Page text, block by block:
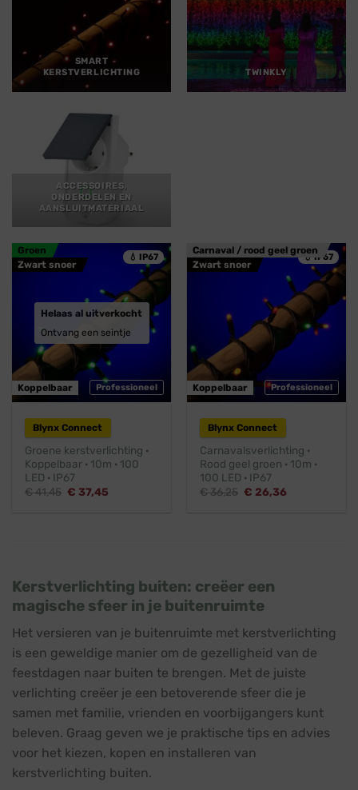
SMART
KERSTVERLICHTING
TWINKLY
ACCESSOIRES,
ONDERDELEN EN
AANSLUITMATERIAAL
💧 IP67
Groen
Zwart snoer
Professioneel
Koppelbaar
Helaas al uitverkocht
Ontvang een seintje
Blynx Connect
Groene kerstverlichting ·
Koppelbaar · 10m · 100
LED · IP67
€41,45 Oorspronkelijke
€ 37,45
💧 IP67
Carnaval / rood geel groen
Zwart snoer
Professioneel
Koppelbaar
Blynx Connect
Carnavalsverlichting ·
Rood geel groen · 10m ·
100 LED · IP67
€36,25 Oorspronkelijke
€ 26,36Huidige
Kerstverlichting buiten: creëer een
magische sfeer in je buitenruimte
Het versieren van je buitenruimte met kerstverlichting
is een geweldige manier om de gezelligheid van de
feestdagen naar buiten te brengen. Met de juiste
verlichting creëer je een betoverende sfeer die je
samen met familie, vrienden en voorbijgangers kunt
beleven. Graag geven we je praktische tips en advies
voor het kiezen, kopen en installeren van
kerstverlichting buiten.